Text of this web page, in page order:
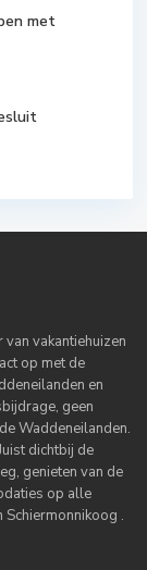
met
vakantiehuizen
op met de
en
geen
Waddeneilanden.
dichtbij de
genieten van de
op alle
.